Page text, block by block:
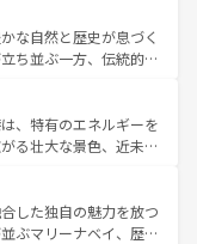
な魅力を心ゆくまで味
、新着の韓国情報はコンテンツ一
ノイの古い町並みやホ
物も、独特の雰囲気を
の豊かさとおいしさで
ムコーヒーなどは、ぜ
れてもあたたかい人々
と忘れられない旅にな
な自然と歴史が息づく
ち並ぶ一方、伝統的な
ェンマイなどの山岳地
ケットやクラビの美し
とができる。タイ料理
季節にも異なる楽しみ
人々、仏教を中心とし
訪れる旅人を魅了し続
、特有のエネルギーを
る壮大な景色、近未来
観光スポットが密集し
のも魅力。息をのむよ
港を存分に楽しみ尽く
した独自の魅力を放つ
ぶマリーナベイ、歴史